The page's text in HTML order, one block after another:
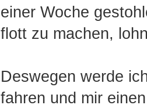
einer Woche
flott zu machen,
Deswegen werde
fahren und mir